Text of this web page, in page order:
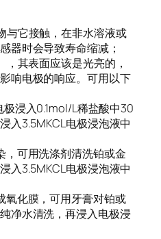
与它接触，在非水溶液或
器时会导致寿命缩减；
其表面应该是光亮的，
响电极的响应。可用以下
浸入0.1mol/L稀盐酸中30
入3.5MKCL电极浸泡液中
，可用洗涤剂清洗铂或金
入3.5MKCL电极浸泡液中
氧化膜，可用牙膏对铂或
净水清洗，再浸入电极浸